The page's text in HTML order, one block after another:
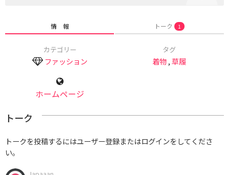
情 報 トーク 1
カテゴリー
ファッション
タグ
着物,草履
ホームページ
トーク
トークを投稿するにはユーザー登録またはログインをしてくださ
い。